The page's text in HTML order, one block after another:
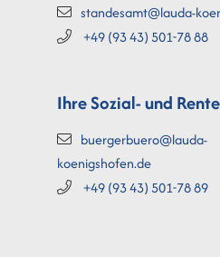
standesamt@lauda-
+49 (9343) 501-7888
Ihre Sozial- und
buergerbuero@lauda-
koenigshofen.de
+49 (9343) 501-7889